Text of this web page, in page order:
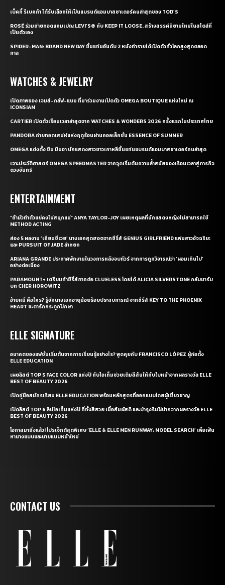
เบ็คกี้ รีเบคก้า ได้รับเลือกให้เป็นแบรนด์แอมบาสซาเดอร์คนล่าสุดของ TOD’S
ROSÉ ร่วมถ่ายทอดแคมเปญ LEVI’S® กับ KEEP IT LOOSE. สร้างสรรค์นิยามใหม่ในสไตล์ที่
เป็นตัวเอง
SPIDER-MAN: BRAND NEW DAY ขึ้นแท่นอันดับ 2 หนังทำรายได้เปิดตัวทั่วโลกสูงสุดตลอด
กาล
WATCHES & JEWELRY
เปิดภาพของ เจมส์-กลัฟ-แบม ที่มาร่วมงานเปิดตัว OMEGA BOUTIQUE แห่งใหม่ ณ
ICONSIAM
CARTIER เปิดตัวเรือนเวลาล่าสุดจาก WATCHES & WONDERS 2026 ครั้งแรกในประเทศไทย
PANDORA ถ่ายทอดเสน่ห์แห่งฤดูร้อนผ่านคอลเล็กชั่น ESSENCE OF SUMMER
OMEGA แต่งตั้ง ชิน มินอา นักแสดงสาวชาวเกาหลีขึ้นแท่นแบรนด์แอมบาสซาเดอร์คนล่าสุด
เจาะประวัติศาสตร์ OMEGA SPEEDMASTER จากจุดเริ่มต้นความล้ำสมัยของเรือนเวลาสู่ภารกิจ
ดวงจันทร์
ENTERTAINMENT
“ถ้ามัวทำตัวแย่คงไม่สนุกแน่” ANYA TAYLOR-JOY เผยเหตุผลที่นักแสดงหญิงไม่สามารถใช้
METHOD ACTING
ส่อง 5 ผลงาน ‘เถียนซีเวย’ นางเอกสุดฮอตจากซีรี่ส์ GENIUS GIRLFRIEND แฟนสาวอัจฉริยะ
และ PURSUIT OF JADE ล่าหยก
ARIANA GRANDE ประกาศพักงานในวงการหลังจบทัวร์ จากการถูกวิจารณ์ว่า ‘ผอมเกินไป’
อย่างต่อเนื่อง
PARAMOUNT+ เตรียมทำซีรี่ส์ภาคต่อ CLUELESS โดยได้ ALICIA SILVERSTONE กลับมารับ
บท CHER HOROWITZ
อ้ายหมี่ คือใคร? รู้จักนางเอกอายุน้อยร้อยประสบการณ์ จากซีรี่ส์ KEY TO THE PHOENIX
HEART ชะตารักกระดูกปักษา
ELLE SIGNATURE
อนาคตของแฟชั่นเริ่มต้นจากการเรียนรู้อย่างไร? พูดคุยกับ FRANCISCO LÓPEZ ผู้ก่อตั้ง
ELLE EDUCATION
เผยลิสต์ TOP 5 FACE COLOR แห่งปี กับไอเท็มช่วยเติมสีสันให้กับใบหน้าจากผลรางวัล ELLE
BEST OF BEAUTY 2026
เปิดคู่มือสมัครเรียน ELLE EDUCATION พร้อมหลักสูตรที่ออกแบบโดยผู้เชี่ยวชาญ
เปิดลิสต์ TOP 6 ลิปไอเท็มแห่งปี ที่ทั้งสีสวย เนื้อสัมผัสดี และบำรุงริมฝีปากจากผลรางวัล ELLE
BEST OF BEAUTY 2026
โอกาสมาถึงแล้ว! โปรเจ็กต์สุดพิเศษ ‘ELLE & ELLE MEN RUNWAY: MODEL SEARCH’ เพื่อเฟ้น
หานางแบบและนายแบบหน้าใหม่
CONTACT US